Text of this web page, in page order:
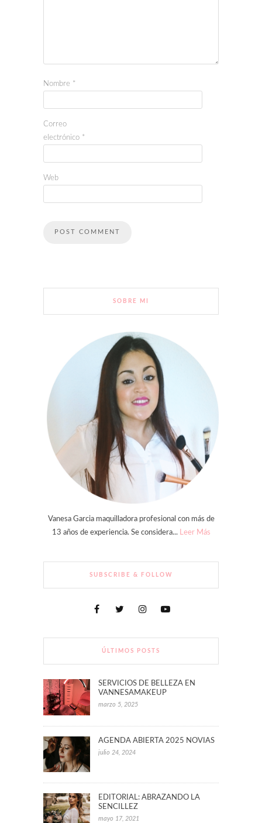
Nombre *
Correo
electrónico *
Web
SOBRE MI
Vanesa Garcia maquilladora profesional con más de
13 años de experiencia. Se considera... Leer Más
SUBSCRIBE & FOLLOW
ÚLTIMOS POSTS
SERVICIOS DE BELLEZA EN
VANNESAMAKEUP
marzo 5, 2025
AGENDA ABIERTA 2025 NOVIAS
julio 24, 2024
EDITORIAL: ABRAZANDO LA
SENCILLEZ
mayo 17, 2021